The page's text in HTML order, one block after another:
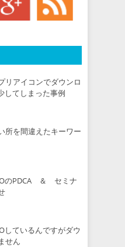
リアイコンでダウンロ
してしまった事例
所を間違えたキーワー
のPDCA ＆ セミナ
しているんですがダウ
せん